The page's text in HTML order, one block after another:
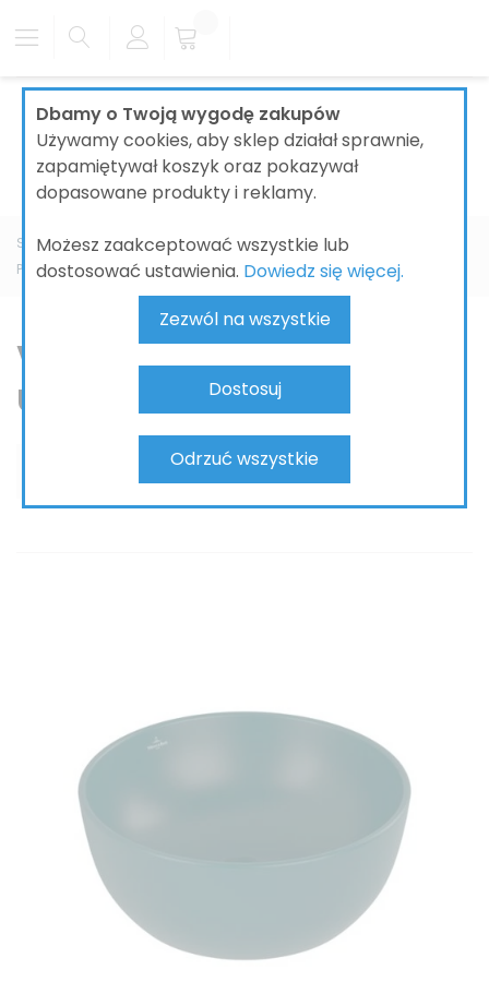
Dbamy o Twoją wygodę zakupów
Używamy cookies, aby sklep działał sprawnie,
zapamiętywał koszyk oraz pokazywał
dopasowane produkty i reklamy.
Możesz zaakceptować wszystkie lub
dostosować ustawienia. Dowiedz się więcej.
Zezwól na wszystkie
Dostosuj
Odrzuć wszystkie
Strona główna ŁAZIENKI
CERAMIKA ŁAZIENKOWA
PRODUCENT
VILLEROY&BOCH Artis
Villeroy & Boch Artis –
umywalki nablatowe